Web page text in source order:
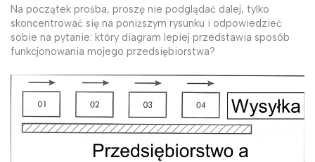
Na początek prośba, proszę nie podglądać dalej, tylko
skoncentrować się na poniższym rysunku i odpowiedzieć
sobie na pytanie: który diagram lepiej przedstawia sposób
funkcjonowania mojego przedsiębiorstwa?